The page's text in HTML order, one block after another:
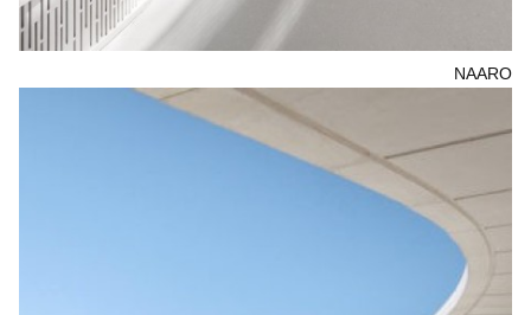
NAARO